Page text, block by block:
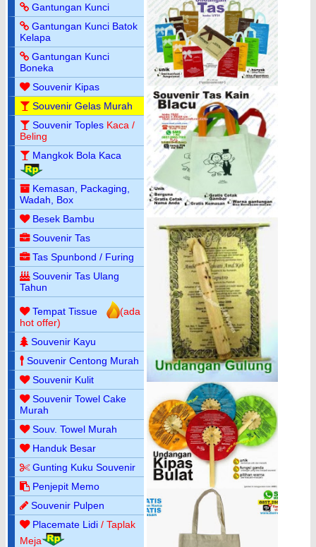
Gantungan Kunci
Gantungan Kunci Batok
Kelapa
Gantungan Kunci
Boneka
Souvenir Kipas
Souvenir Gelas Murah
Souvenir Toples Kaca /
Beling
Mangkok Bola Kaca
Kemasan, Packaging,
Wadah, Box
Besek Bambu
Souvenir Tas
Tas Spunbond / Furing
Souvenir Tas Ulang
Tahun
Tempat Tissue
(ada
hot offer)
Souvenir Kayu
Souvenir Centong Murah
Souvenir Kulit
Souvenir Towel Cake
Murah
Souv. Towel Murah
Handuk Besar
Gunting Kuku Souvenir
Penjepit Memo
Souvenir Pulpen
Placemate Lidi / Taplak
Meja